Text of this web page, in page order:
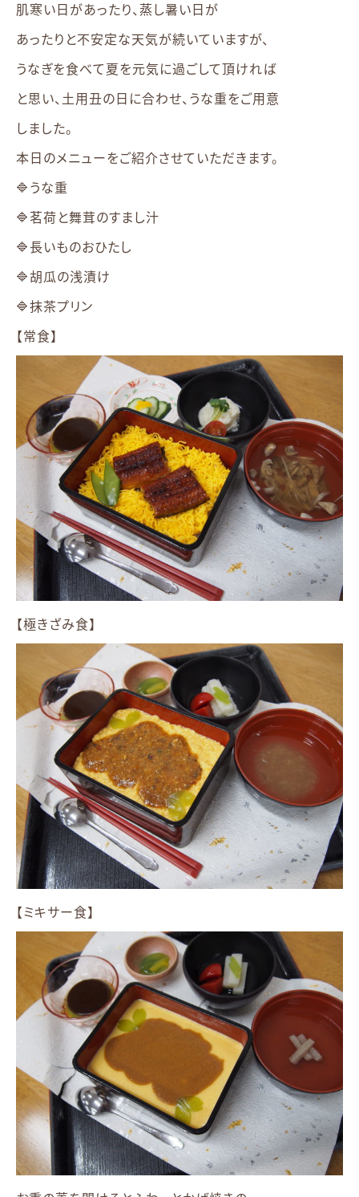
肌寒い日があったり、蒸し暑い日が
あったりと不安定な天気が続いていますが、
うなぎを食べて夏を元気に過ごして頂ければ
と思い、土用丑の日に合わせ、うな重をご用意
しました。
本日のメニューをご紹介させていただきます。
🔷うな重
🔷茗荷と舞茸のすまし汁
🔷長いものおひたし
🔷胡瓜の浅漬け
🔷抹茶プリン
【常食】
【極きざみ食】
【ミキサー食】